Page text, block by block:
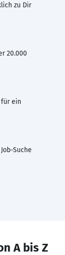
zu Dir
20.000
ein
Suche
A bis Z